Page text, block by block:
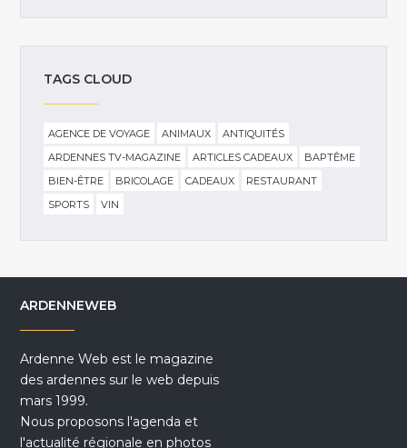
TAGS CLOUD
AGENCE DE VOYAGE ANIMAUX
ANTIQUITÉS
ARDENNES TV-MAGAZINE
ARTICLES CADEAUX
BAPTÊME
BIEN-ÊTRE
BRICOLAGE CADEAUX
RESTAURANT
SPORTS
VIN
ARDENNEWEB
Ardenne Web est le magazine
des ardennes sur le web depuis
mars 1999.
Nous proposons l'agenda et
l'actualité régionale en photos